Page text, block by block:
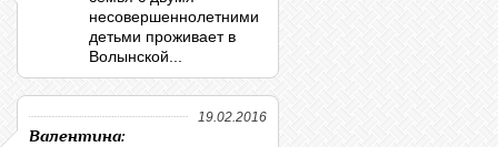
несовершеннолетними
детьми проживает в
Волынской...
19.02.2016
Валентина: